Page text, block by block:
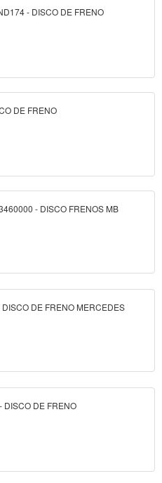
- DISCO DE FRENO
DE FRENO
- DISCO FRENOS MB
DE FRENO MERCEDES
DISCO DE FRENO